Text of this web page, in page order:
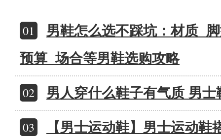
01
男鞋怎么选不踩坑：材质_
预算_场合等男鞋选购攻略
02 男人穿什么鞋子有气质 男
03
【男士运动鞋】男士运动